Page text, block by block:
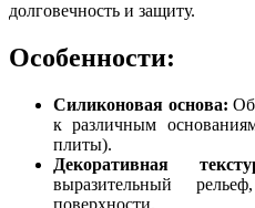
долговечность и защиту.
Особенности:
Силиконовая основа:
к различным
плиты).
Декоративная
выразительный
поверхности.